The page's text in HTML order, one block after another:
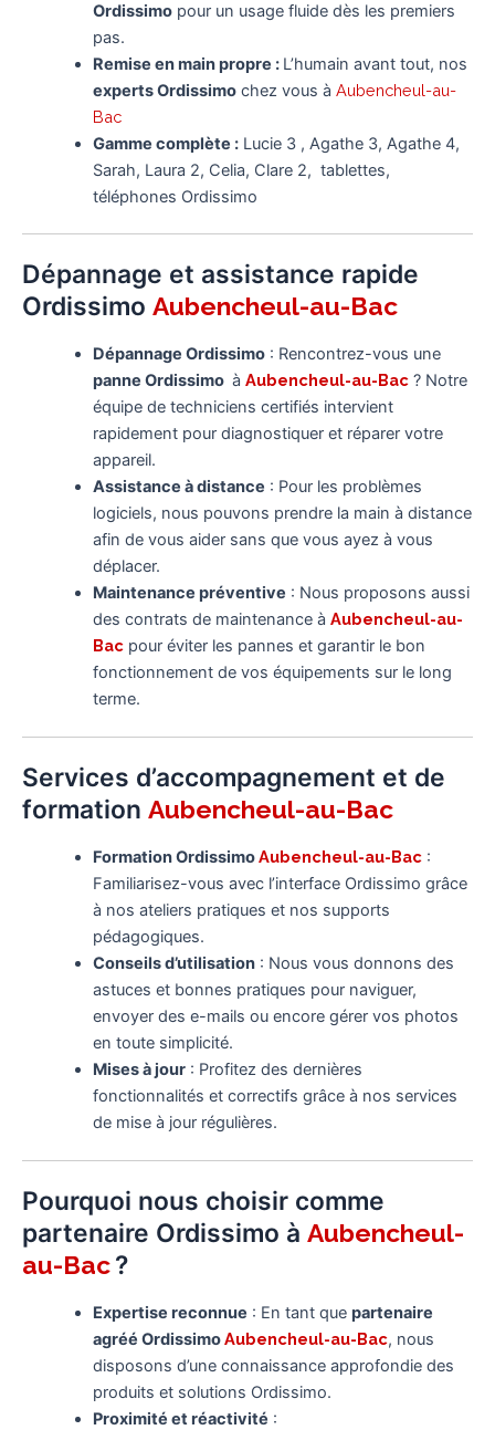
Ordissimopour un usage fluide dès les premiers
pas.
Remise en main propre : L’humain avant tout, nos
experts Ordissimochez vous à Aubencheul-au-
Bac
Gamme complète :Lucie 3 , Agathe 3, Agathe 4,
Sarah, Laura 2, Celia, Clare 2, tablettes,
téléphones Ordissimo
Dépannage et assistance rapide
Ordissimo Aubencheul-au-Bac
Dépannage Ordissimo: Rencontrez-vous une
panne Ordissimoà Aubencheul-au-Bac ? Notre
équipe de techniciens certifiés intervient
rapidement pour diagnostiquer et réparer votre
appareil.
Assistance à distance : Pour les problèmes
logiciels, nous pouvons prendre la main à distance
afin de vous aider sans que vous ayez à vous
déplacer.
Maintenance préventive : Nous proposons aussi
des contrats de maintenance à Aubencheul-au-
Bac pour éviter les pannes et garantir le bon
fonctionnement de vos équipements sur le long
terme.
Services d’accompagnement et de
formation Aubencheul-au-Bac
Formation OrdissimoAubencheul-au-Bac :
Familiarisez-vous avec l’interface Ordissimo grâce
à nos ateliers pratiques et nos supports
pédagogiques.
Conseils d’utilisation: Nous vous donnons des
astuces et bonnes pratiques pour naviguer,
envoyer des e-mails ou encore gérer vos photos
en toute simplicité.
Mises à jour: Profitez des dernières
fonctionnalités et correctifs grâce à nos services
de mise à jour régulières.
Pourquoi nous choisir comme
partenaire Ordissimo à Aubencheul-
au-Bac?
Expertise reconnue : En tant que partenaire
agréé OrdissimoAubencheul-au-Bac, nous
disposons d’une connaissance approfondie des
produits et solutions Ordissimo.
Proximité et réactivité :